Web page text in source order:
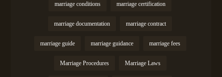
marriage certification
marriage conditions
marriage contract
marriage documentation
marriage fees
marriage guidance
marriage guide
Marriage Laws
Marriage Procedures